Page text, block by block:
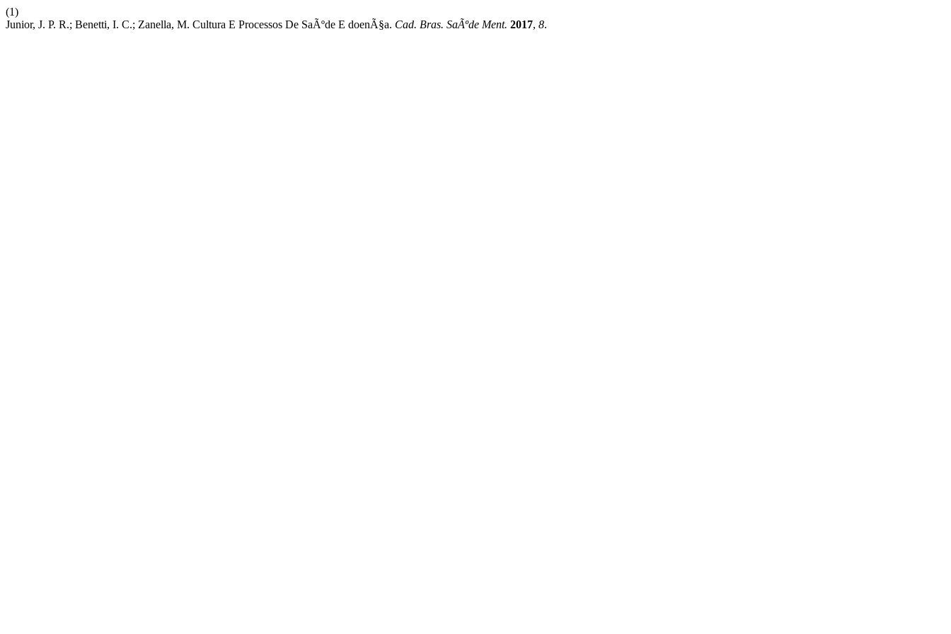
(1)
Junior, J. P. R.; Benetti, I. C.; Zanella, M. Cultura E Processos De SaÃºde E doenÃ§a. Cad. Bras. SaÃºde Ment. 2017, 8.